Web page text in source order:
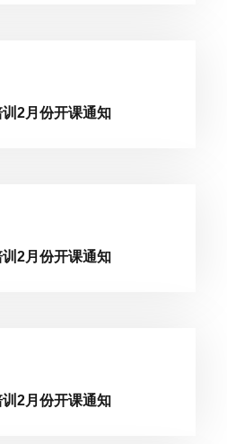
2月份开课通知
2月份开课通知
2月份开课通知